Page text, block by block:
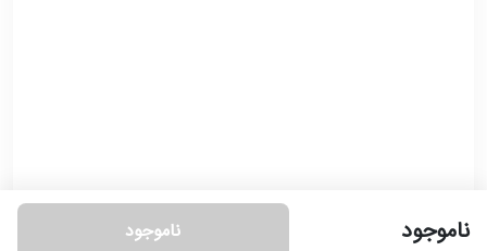
ناموجود ناموجود